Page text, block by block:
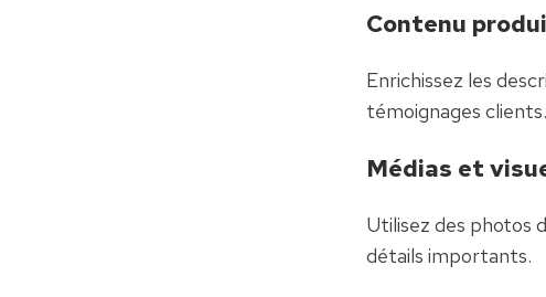
Contenu
Enrichissez les
témoignages clients.
Médias et
Utilisez des photos
détails importants.